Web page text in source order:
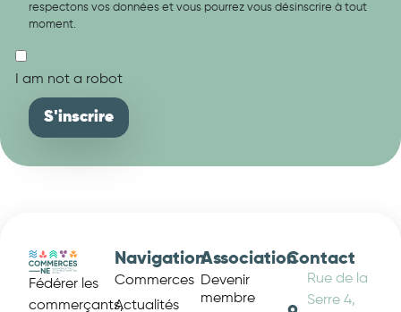
respectons vos données et vous pourrez vous désinscrire à tout
moment.
I am not a robot
Fédérer les
commerçants,
Navigation
Commerces
Actualités
Association
Devenir
membre
Contact
Rue de la
Serre 4,